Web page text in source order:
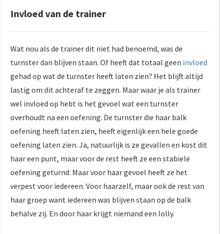
Invloed van de trainer
Wat nou als de trainer dit niet had benoemd, was de
turnster dan blijven staan. Of heeft dat totaal geen invloed
gehad op wat de turnster heeft laten zien? Het blijft altijd
lastig om dit achteraf te zeggen. Maar waar je als trainer
wel invloed op hebt is het gevoel wat een turnster
overhoudt na een oefening. De turnster die haar balk
oefening heeft laten zien, heeft eigenlijk een hele goede
oefening laten zien. Ja, natuurlijk is ze gevallen en kost dit
haar een punt, maar voor de rest heeft ze een stabiele
oefening geturnd. Maar voor haar gevoel heeft ze het
verpest voor iedereen. Voor haarzelf, maar ook de rest van
haar groep want iedereen was blijven staan op de balk
behalve zij. En door haar krijgt niemand een lolly.